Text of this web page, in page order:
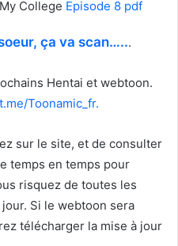
College Episode 8 pdf
ça va scan…...
Hentai et webtoon.
Toonamic_fr.
sur le site, et de consulter
temps en temps pour
risquez de toutes les
Si le webtoon sera
télécharger la mise à jour